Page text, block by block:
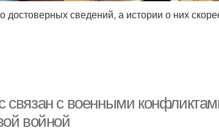
сведений, а истории о них
связан с военными
войной